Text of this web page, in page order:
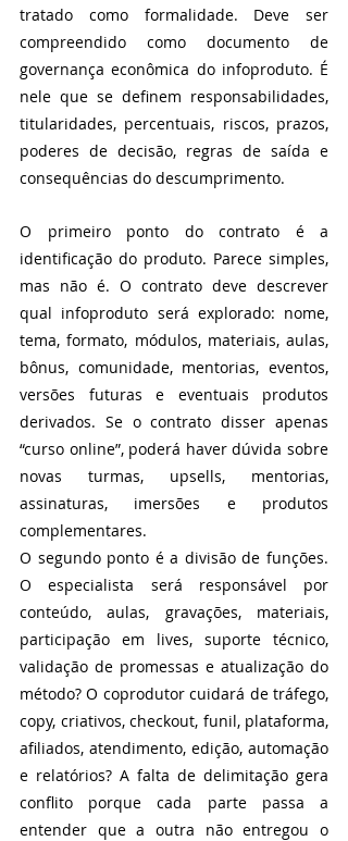
tratado como formalidade. Deve ser
compreendido como documento de
governança econômica do infoproduto. É
nele que se definem responsabilidades,
titularidades, percentuais, riscos, prazos,
poderes de decisão, regras de saída e
consequências do descumprimento.
O primeiro ponto do contrato é a
identificação do produto. Parece simples,
mas não é. O contrato deve descrever
qual infoproduto será explorado: nome,
tema, formato, módulos, materiais, aulas,
bônus, comunidade, mentorias, eventos,
versões futuras e eventuais produtos
derivados. Se o contrato disser apenas
“curso online”, poderá haver dúvida sobre
novas turmas, upsells, mentorias,
assinaturas, imersões e produtos
complementares.
O segundo ponto é a divisão de funções.
O especialista será responsável por
conteúdo, aulas, gravações, materiais,
participação em lives, suporte técnico,
validação de promessas e atualização do
método? O coprodutor cuidará de tráfego,
copy, criativos, checkout, funil, plataforma,
afiliados, atendimento, edição, automação
e relatórios? A falta de delimitação gera
conflito porque cada parte passa a
entender que a outra não entregou o